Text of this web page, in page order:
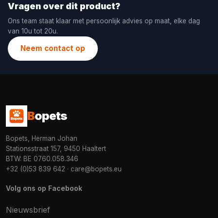
Vragen over dit product?
Ons team staat klaar met persoonlijk advies op maat, elke dag
van 10u tot 20u.
Neem contact op
Bopets
Bopets, Herman Johan
Stationsstraat 157, 9450 Haaltert
BTW: BE 0760.058.346
+32 (0)53 839 642 · care@bopets.eu
Volg ons op Facebook
Nieuwsbrief